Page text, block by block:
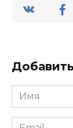
Имя
*
Email